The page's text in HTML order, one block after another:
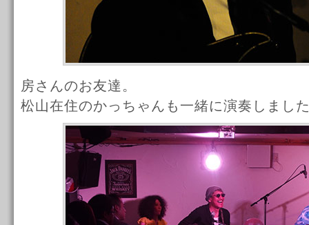
房さんのお友達。
松山在住のかっちゃんも一緒に演奏しまし